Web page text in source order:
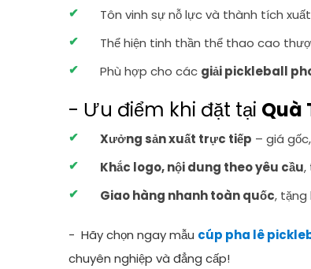
Tôn vinh sự nỗ lực và thành tích
Thể hiện tinh thần thể thao cao
Phù hợp cho các giải pickleball
- Ưu điểm khi đặt tại Quà
Xưởng sản xuất trực tiếp – giá
Khắc logo, nội dung theo yêu cầu,
Giao hàng nhanh toàn quốc, tặng
- Hãy chọn ngay mẫu cúp pha lê
chuyên nghiệp và đẳng cấp!